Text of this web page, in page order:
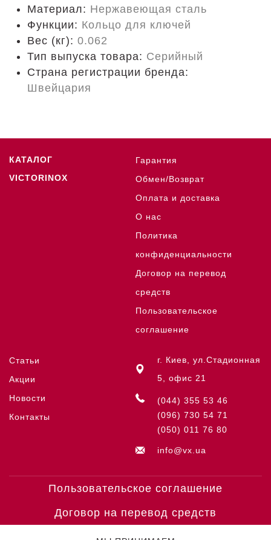
Материал: Нержавеющая сталь
Функции: Кольцо для ключей
Вес (кг): 0.062
Тип выпуска товара: Серийный
Страна регистрации бренда:
Швейцария
КАТАЛОГ
VICTORINOX
Гарантия
Обмен/Возврат
Оплата и доставка
О нас
Политика
конфиденциальности
Договор на перевод
средств
Пользовательское
соглашение
Статьи
Акции
Новости
Контакты
г. Киев, ул.Стадионная
5, офис 21
(044) 355 53 46
(096) 730 54 71
(050) 011 76 80
info@vx.ua
Пользовательское соглашение
Договор на перевод средств